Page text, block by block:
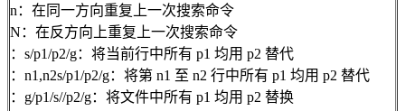
n：在同一方向重复上一次搜索命令
N：在反方向上重复上一次搜索命令
：s/p1/p2/g：将当前行中所有 p1 均用 p2 替代
：n1,n2s/p1/p2/g：将第 n1 至 n2 行中所有 p1 均用 p2 替代
：g/p1/s//p2/g：将文件中所有 p1 均用 p2 替换